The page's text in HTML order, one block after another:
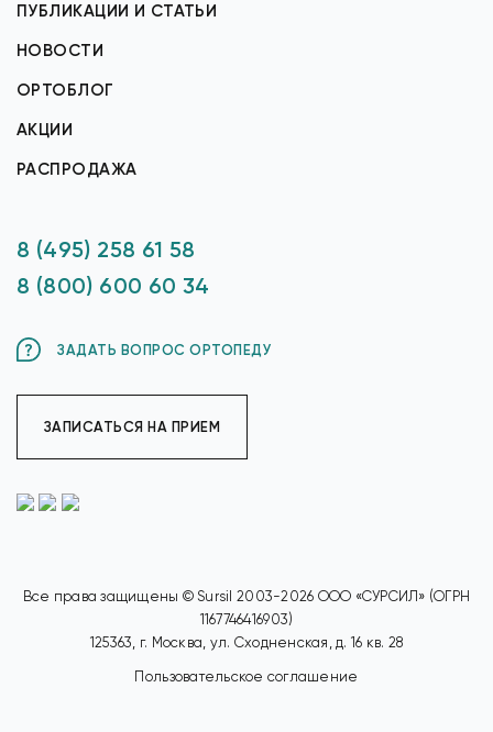
ПУБЛИКАЦИИ И СТАТЬИ
НОВОСТИ
ОРТОБЛОГ
АКЦИИ
РАСПРОДАЖА
8 (495) 258 61 58
8 (800) 600 60 34
ЗАДАТЬ ВОПРОС ОРТОПЕДУ
ЗАПИСАТЬСЯ НА ПРИЕМ
Все права защищены © Sursil 2003-2026 ООО «СУРСИЛ» (ОГРН
1167746416903)
125363, г. Москва, ул. Сходненская, д. 16 кв. 28
Пользовательское соглашение